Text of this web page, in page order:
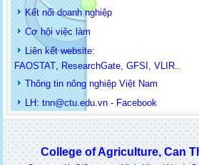
Kết nối doanh nghiệp
Cơ hội việc làm
Liên kết website:
FAOSTAT, ResearchGate,GFSI ,VLIR..
Thông tin nông nghiệp Việt Nam
LH: tnn@ctu.edu.vn - Facebook
College of Agriculture, Can